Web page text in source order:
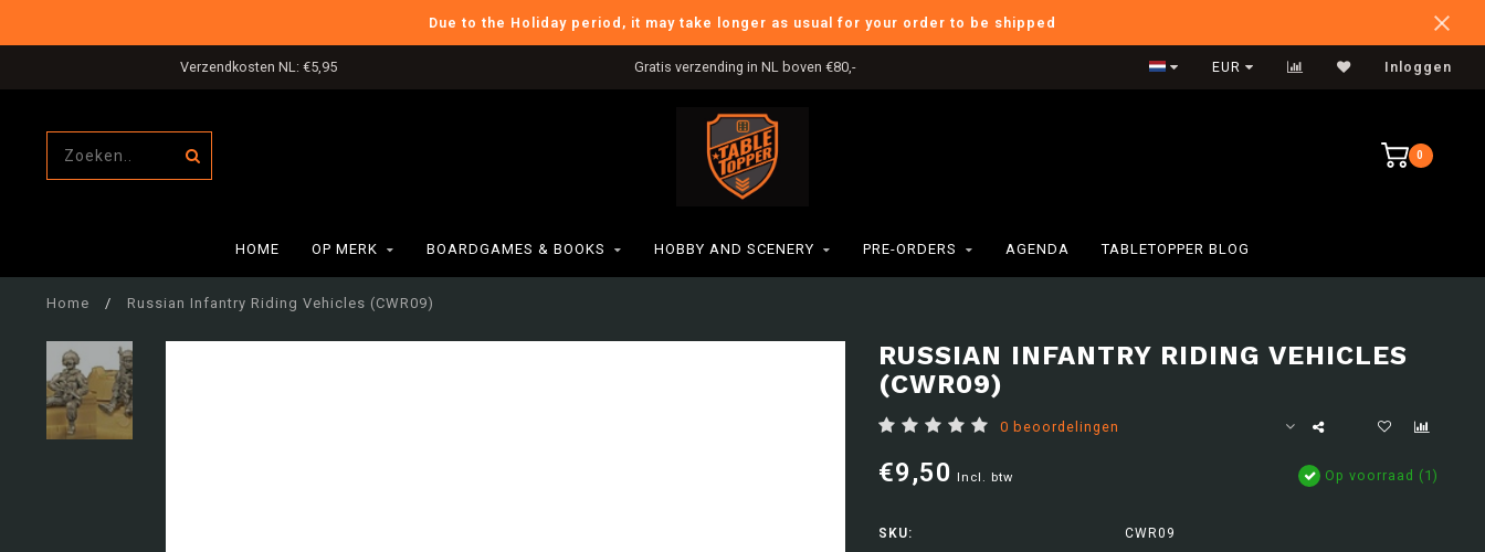
Due to the Holiday period, it may take longer as usual for your order to be shipped
Verzendkosten NL: €5,95 Gratis verzending in NL boven €80,- International Shipping
EUR Inloggen
0
HOME OP MERK BOARDGAMES & BOOKS HOBBY AND SCENERY PRE-ORDERS AGENDA TABLETOPPER BLOG
Home / Russian Infantry Riding Vehicles (CWR09)
RUSSIAN INFANTRY RIDING VEHICLES
(CWR09)
0 beoordelingen
€9,50 Incl. btw Op voorraad (1)
SKU: CWR09